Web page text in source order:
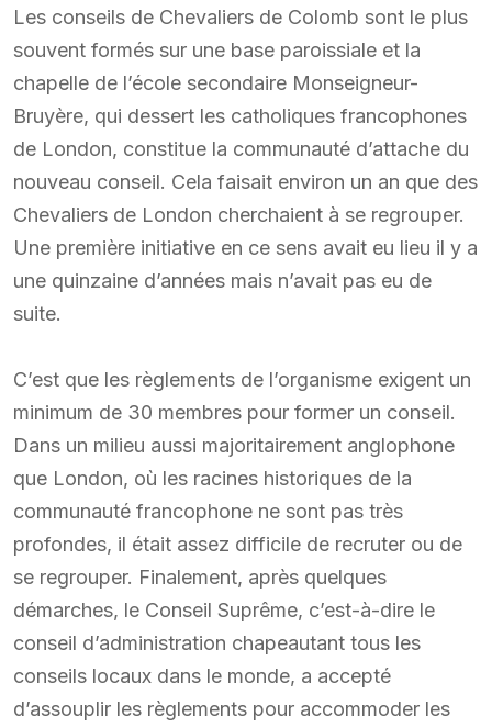
Les conseils de Chevaliers de Colomb sont le plus
souvent formés sur une base paroissiale et la
chapelle de l’école secondaire Monseigneur-
Bruyère, qui dessert les catholiques francophones
de London, constitue la communauté d’attache du
nouveau conseil. Cela faisait environ un an que des
Chevaliers de London cherchaient à se regrouper.
Une première initiative en ce sens avait eu lieu il y a
une quinzaine d’années mais n’avait pas eu de
suite.
C’est que les règlements de l’organisme exigent un
minimum de 30 membres pour former un conseil.
Dans un milieu aussi majoritairement anglophone
que London, où les racines historiques de la
communauté francophone ne sont pas très
profondes, il était assez difficile de recruter ou de
se regrouper. Finalement, après quelques
démarches, le Conseil Suprême, c’est-à-dire le
conseil d’administration chapeautant tous les
conseils locaux dans le monde, a accepté
d’assouplir les règlements pour accommoder les